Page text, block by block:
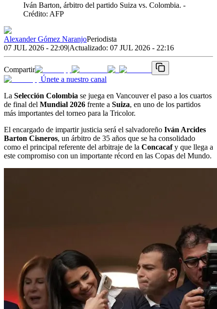
Iván Barton, árbitro del partido Suiza vs. Colombia. -
Crédito: AFP
Alexander Gómez NaranjoPeriodista
07 JUL 2026 - 22:09|Actualizado: 07 JUL 2026 - 22:16
Compartir
Únete a nuestro canal
La Selección Colombia se juega en Vancouver el paso a los cuartos
de final del Mundial 2026 frente a Suiza, en uno de los partidos
más importantes del torneo para la Tricolor.
El encargado de impartir justicia será el salvadoreño Iván Arcides
Barton Cisneros, un árbitro de 35 años que se ha consolidado
como el principal referente del arbitraje de la Concacafy que llega a
este compromiso con un importante récord en las Copas del Mundo.